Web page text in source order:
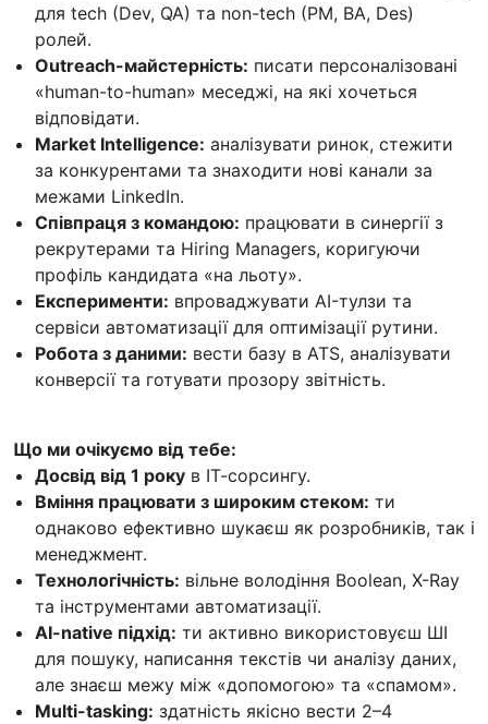
для tech (Dev, QA) та non-tech (PM, BA, Des)
ролей.
Outreach-майстерність: писати персоналізовані
«human-to-human» меседжі, на які хочеться
відповідати.
Market Intelligence: аналізувати ринок, стежити
за конкурентами та знаходити нові канали за
межами LinkedIn.
Співпраця з командою: працювати в синергії з
рекрутерами та Hiring Managers, коригуючи
профіль кандидата «на льоту».
Експерименти: впроваджувати AI-тулзи та
сервіси автоматизації для оптимізації рутини.
Робота з даними: вести базу в ATS, аналізувати
конверсії та готувати прозору звітність.
Що ми очікуємо від тебе:
Досвід від 1 року в ІТ-сорсингу.
Вміння працювати з широким стеком: ти
однаково ефективно шукаєш як розробників, так і
менеджмент.
Технологічність: вільне володіння Boolean, X-Ray
та інструментами автоматизації.
AI-native підхід: ти активно використовуєш ШІ
для пошуку, написання текстів чи аналізу даних,
але знаєш межу між «допомогою» та «спамом».
Multi-tasking: здатність якісно вести 2–4